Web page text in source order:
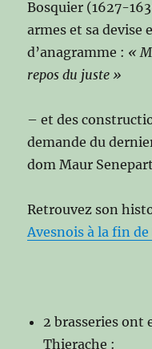
Bosquier (1627-
armes et sa devise
d’anagramme : «
repos du juste »
– et des
demande du
dom Maur
Retrouvez son
Avesnois à la fin
2 brasseries ont
Thierache :